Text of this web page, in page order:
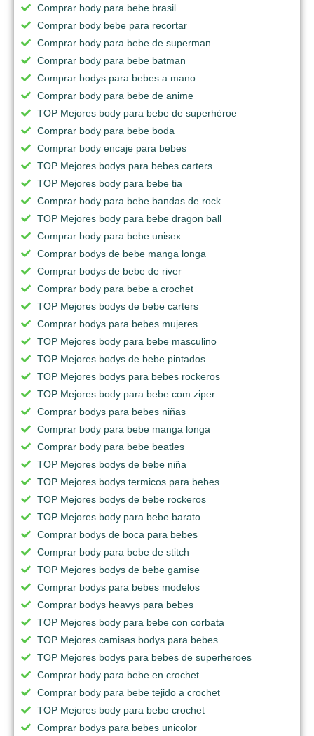
Comprar body para bebe brasil
Comprar body bebe para recortar
Comprar body para bebe de superman
Comprar body para bebe batman
Comprar bodys para bebes a mano
Comprar body para bebe de anime
TOP Mejores body para bebe de superhéroe
Comprar body para bebe boda
Comprar body encaje para bebes
TOP Mejores bodys para bebes carters
TOP Mejores body para bebe tia
Comprar body para bebe bandas de rock
TOP Mejores body para bebe dragon ball
Comprar body para bebe unisex
Comprar bodys de bebe manga longa
Comprar bodys de bebe de river
Comprar body para bebe a crochet
TOP Mejores bodys de bebe carters
Comprar bodys para bebes mujeres
TOP Mejores body para bebe masculino
TOP Mejores bodys de bebe pintados
TOP Mejores bodys para bebes rockeros
TOP Mejores body para bebe com ziper
Comprar bodys para bebes niñas
Comprar body para bebe manga longa
Comprar body para bebe beatles
TOP Mejores bodys de bebe niña
TOP Mejores bodys termicos para bebes
TOP Mejores bodys de bebe rockeros
TOP Mejores body para bebe barato
Comprar bodys de boca para bebes
Comprar body para bebe de stitch
TOP Mejores bodys de bebe gamise
Comprar bodys para bebes modelos
Comprar bodys heavys para bebes
TOP Mejores body para bebe con corbata
TOP Mejores camisas bodys para bebes
TOP Mejores bodys para bebes de superheroes
Comprar body para bebe en crochet
Comprar body para bebe tejido a crochet
TOP Mejores body para bebe crochet
Comprar bodys para bebes unicolor